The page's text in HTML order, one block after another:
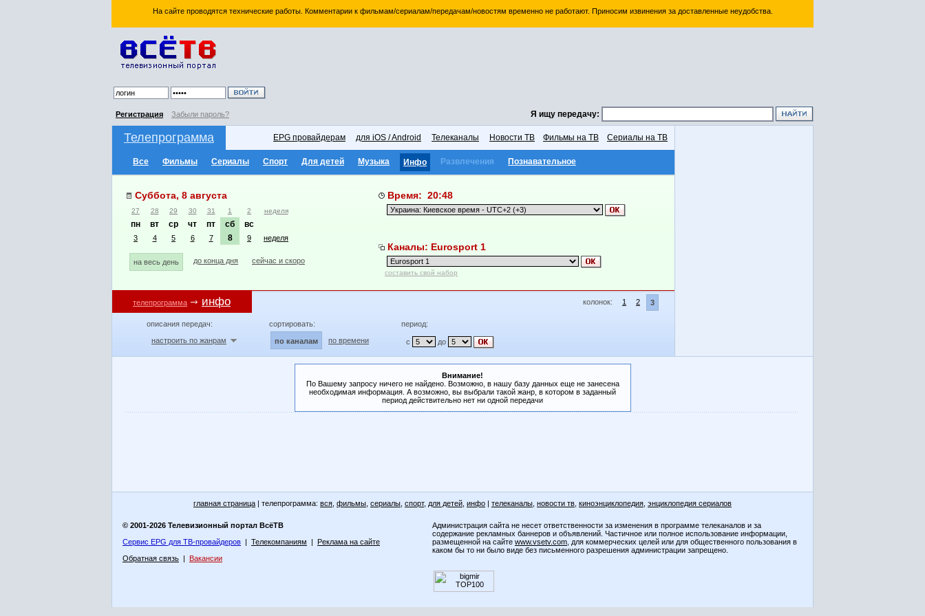
На сайте проводятся технические работы. Комментарии к фильмам/сериалам/передачам/новостям временно не работают. Приносим извинения за доставленные неудобства.
Регистрация Забыли пароль? Я ищу передачу:
Телепрограмма EPG провайдерам для iOS / Android Телеканалы Новости ТВ Фильмы на ТВ Сериалы на ТВ
Все Фильмы Сериалы Спорт Для детей Музыка Инфо Развлечения Познавательное
Суббота, 8 августа
27 28 29 30 31 1 2 неделя
пн вт ср чт пт сб вс
3 4 5 6 7 8 9 неделя
на весь день до конца дня сейчас и скоро
Время: 20:48
Каналы: Eurosport 1
составить свой набор
телепрограмма инфо колонок: 1 2 3
описания передач:
настроить по жанрам
сортировать:
по каналам по времени
период:
с до
Внимание!
По Вашему запросу ничего не найдено. Возможно, в нашу базу данных еще не занесена
необходимая информация. А возможно, вы выбрали такой жанр, в котором в заданный
период действительно нет ни одной передачи
главная страница | телепрограмма: вся фильмы сериалы спорт, для детей инфо | телеканалы новости тв киноэнциклопедия энциклопедия сериалов
© 2001-2026 Телевизионный портал ВсёТВ
Сервис EPG для ТВ-провайдеров | Телекомпаниям | Реклама на сайте
Обратная связь | Вакансии
Администрация сайта не несет ответственности за изменения в программе телеканалов и за
содержание рекламных баннеров и объявлений. Частичное или полное использование информации,
размещенной на сайте www.vsetv.com , для коммерческих целей или для общественного пользования в
каком бы то ни было виде без письменного разрешения администрации запрещено.